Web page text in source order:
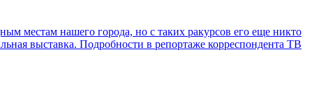
местам нашего города, но с таких ракурсов его еще никто
выставка. Подробности в репортаже корреспондента ТВ